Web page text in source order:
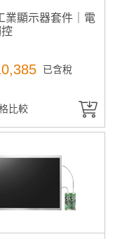
業顯示器套件｜電
已含稅
比較